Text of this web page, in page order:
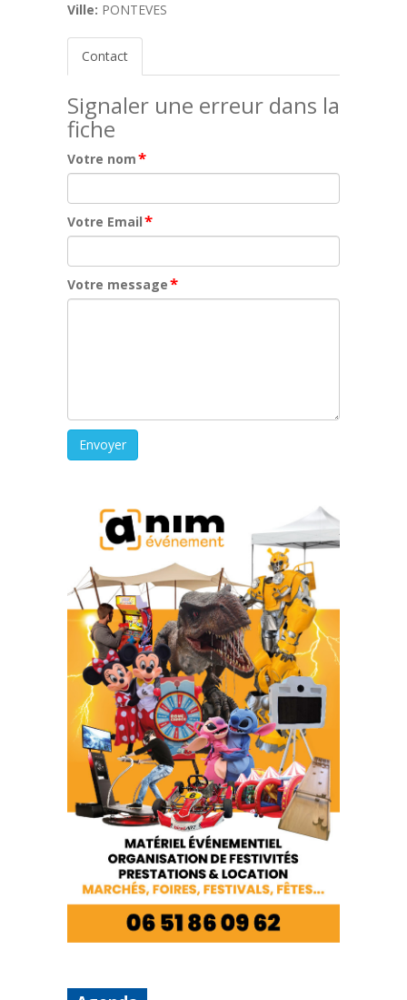
Ville: PONTEVES
Contact
Signaler une erreur dans la
fiche
Votre nom*
Votre Email*
Votre message*